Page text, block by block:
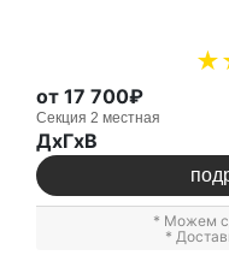
от 17 700₽
Секция 2 местная
ДxГxВ
* Можем
*